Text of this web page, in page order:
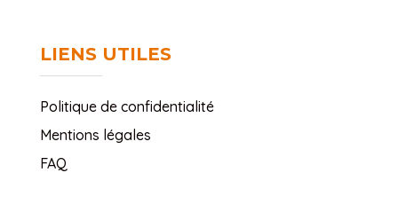
LIENS UTILES
Politique de confidentialité
Mentions légales
FAQ